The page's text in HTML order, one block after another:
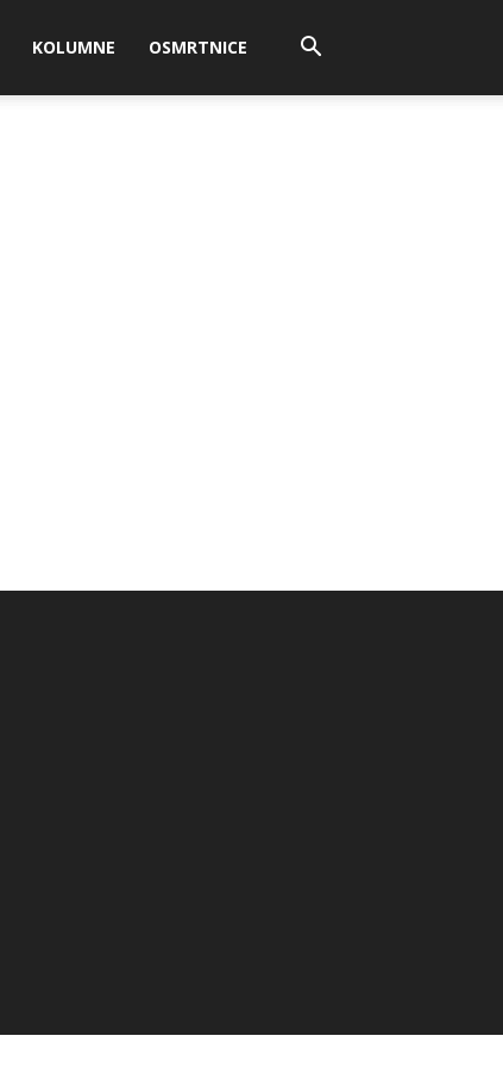
KOLUMNE OSMRTNICE